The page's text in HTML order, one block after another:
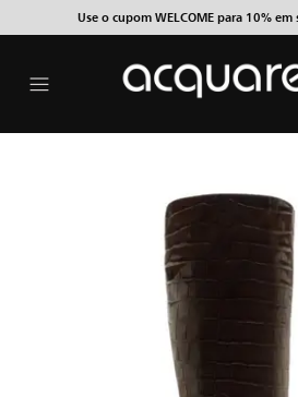
Use o cupom WELCOME para 10%